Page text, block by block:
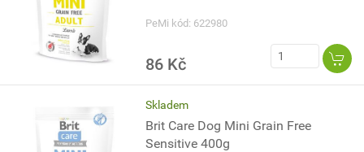
PeMi kód: 622980
86 Kč
Skladem
Brit Care Dog Mini Grain Free
Sensitive 400g